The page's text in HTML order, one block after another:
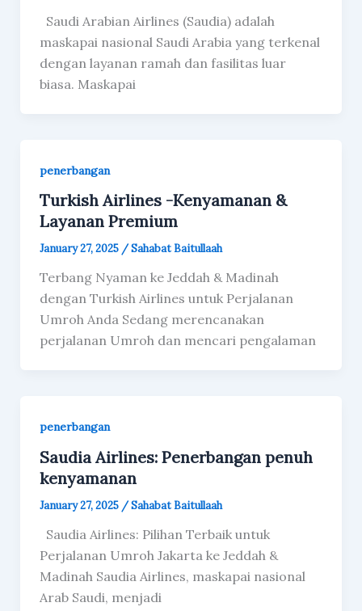
Saudi Arabian Airlines (Saudia) adalah
maskapai nasional Saudi Arabia yang terkenal
dengan layanan ramah dan fasilitas luar
biasa. Maskapai
penerbangan
Turkish Airlines -Kenyamanan &
Layanan Premium
January 27, 2025 /Sahabat Baitullaah
Terbang Nyaman ke Jeddah & Madinah
dengan Turkish Airlines untuk Perjalanan
Umroh Anda Sedang merencanakan
perjalanan Umroh dan mencari pengalaman
penerbangan
Saudia Airlines: Penerbangan penuh
kenyamanan
January 27, 2025 /Sahabat Baitullaah
Saudia Airlines: Pilihan Terbaik untuk
Perjalanan Umroh Jakarta ke Jeddah &
Madinah Saudia Airlines, maskapai nasional
Arab Saudi, menjadi